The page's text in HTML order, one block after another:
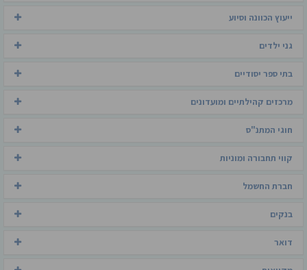
ייעוץ הכוונה וסיוע
גני ילדים
בתי ספר יסודיים
מרכזים קהילתיים ומועדונים
חוגי המתנ"ס
קווי תחבורה ומוניות
חברת החשמל
בנקים
דואר